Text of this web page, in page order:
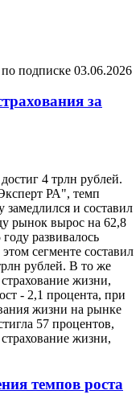
подписке 03.06.2026
за
4 трлн рублей.
РА", темп
замедлился и составил
рынок вырос на 62,8
развивалось
сегменте составил
рублей. В то же
жизни,
- 2,1 процента, при
жизни на рынке
57 процентов,
жизни,
темпов роста